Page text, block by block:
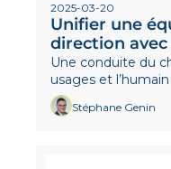
2025-03-20
Unifier une
direction
d'outil
Une conduite du
usages et
réussite durable.
Stéphane Genin